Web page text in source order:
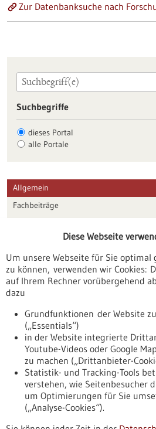
Zur Datenbanksuche nach
Suchbegriffe
dieses Portal
alle Portale
Allgemein
Fachbeiträge
Veranstaltungen
Erscheinungsdatum
Nach oben
Diese Webseite
Um unsere Webseite für Sie optimal
zu können, verwenden wir Cookies:
auf Ihrem Rechner vorübergehend
dazu
Grundfunktionen der Website
(„Essentials“)
in der Website integrierte
Youtube-Videos oder Google
zu machen („Drittanbieter-
Statistik- und Tracking-Tools
verstehen, wie Seitenbesucher
um Optimierungen für Sie
(„Analyse-Cookies“).